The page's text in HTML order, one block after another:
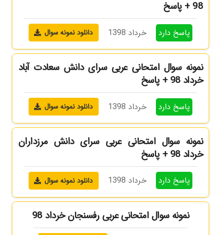
98 + پاسخ
پاسخ دارد خرداد 1398 دانلود نمونه سوال
نمونه سوال امتحانی عربی سرای دانش سعادت آباد
خرداد 98 + پاسخ
پاسخ دارد خرداد 1398 دانلود نمونه سوال
نمونه سوال امتحانی عربی سرای دانش مرزداران
خرداد 98 + پاسخ
پاسخ دارد خرداد 1398 دانلود نمونه سوال
نمونه سوال امتحانی عربی رفسنجان خرداد 98